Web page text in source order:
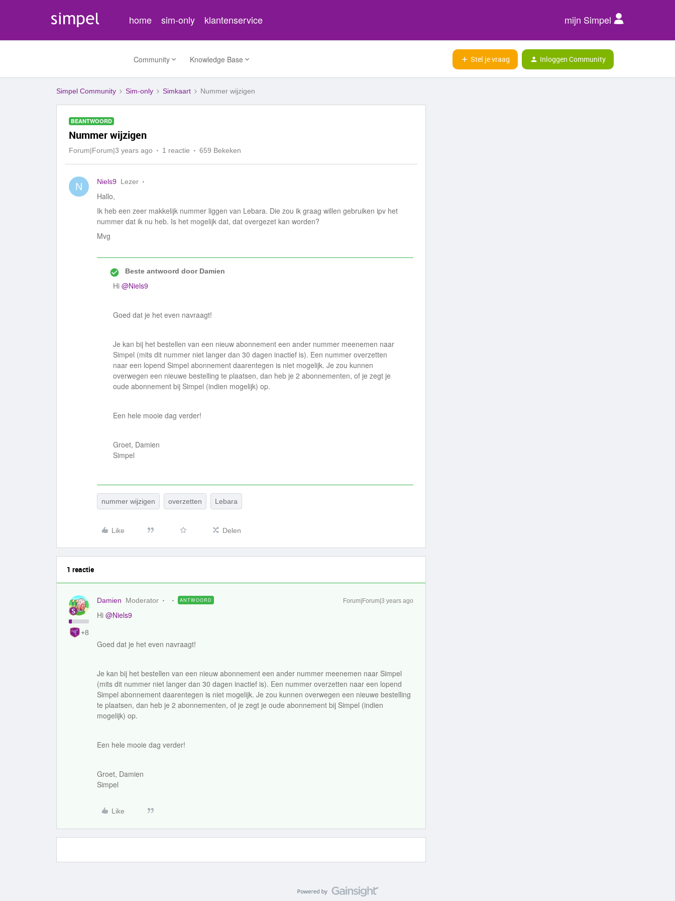
home sim-only klantenservice mijn Simpel
Community Knowledge Base Stel je vraag Inloggen Community
Simpel Community Sim-only Simkaart Nummer wijzigen
BEANTWOORD
Nummer wijzigen
Forum|Forum|3 years ago 1 reactie 659 Bekeken
N Niels9 Lezer
Hallo,
Ik heb een zeer makkelijk nummer liggen van Lebara. Die zou ik graag willen gebruiken ipv het
nummer dat ik nu heb. Is het mogelijk dat, dat overgezet kan worden?
Mvg
Beste antwoord doorDamien
Hi @Niels9
Goed dat je het even navraagt!
Je kan bij het bestellen van een nieuw abonnement een ander nummer meenemen naar
Simpel (mits dit nummer niet langer dan 30 dagen inactief is). Een nummer overzetten
naar een lopend Simpel abonnement daarentegen is niet mogelijk. Je zou kunnen
overwegen een nieuwe bestelling te plaatsen, dan heb je 2 abonnementen, of je zegt je
oude abonnement bij Simpel (indien mogelijk) op.
Een hele mooie dag verder!
Groet, Damien
Simpel
nummer wijzigen overzetten Lebara
Like Delen
1 reactie
+8
Damien Moderator ANTWOORD Forum|Forum|3 years ago
Hi @Niels9
Goed dat je het even navraagt!
Je kan bij het bestellen van een nieuw abonnement een ander nummer meenemen naar Simpel
(mits dit nummer niet langer dan 30 dagen inactief is). Een nummer overzetten naar een lopend
Simpel abonnement daarentegen is niet mogelijk. Je zou kunnen overwegen een nieuwe bestelling
te plaatsen, dan heb je 2 abonnementen, of je zegt je oude abonnement bij Simpel (indien
mogelijk) op.
Een hele mooie dag verder!
Groet, Damien
Simpel
Like